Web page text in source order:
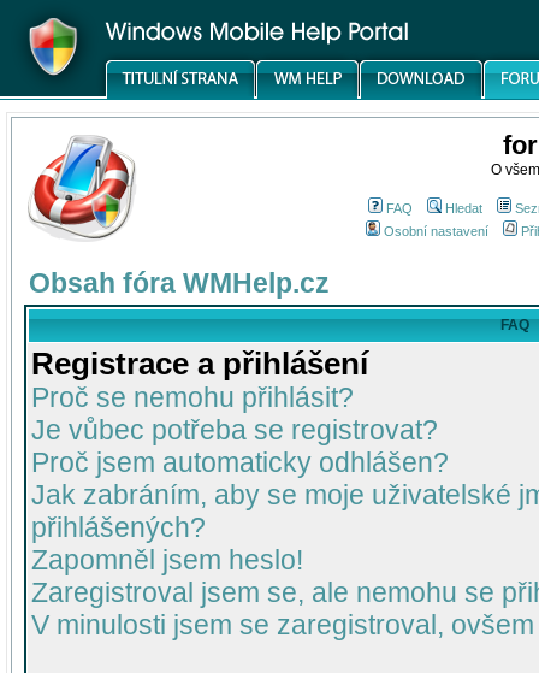
O
FAQ Hledat
Osobní nastavení
Obsah fóra WMHelp.cz
FAQ
Registrace a přihlášení
Proč se nemohu přihlásit?
Je vůbec potřeba se registrovat?
Proč jsem automaticky odhlášen?
Jak zabráním, aby se moje uživatelské
přihlášených?
Zapomněl jsem heslo!
Zaregistroval jsem se, ale nemohu se
V minulosti jsem se zaregistroval,